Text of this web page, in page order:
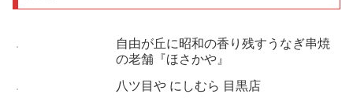
自由が丘に昭和の香り残すうなぎ串焼
の老舗『ほさかや』
八ツ目や にしむら 目黒店